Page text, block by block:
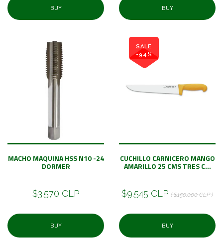
BUY BUY
MACHO MAQUINA HSS N10 -24
DORMER
$3.570 CLP
BUY
SALE
-94%
CUCHILLO CARNICERO MANGO
AMARILLO 25 CMS TRES C...
$9.545 CLP ( $150.000 CLP )
BUY